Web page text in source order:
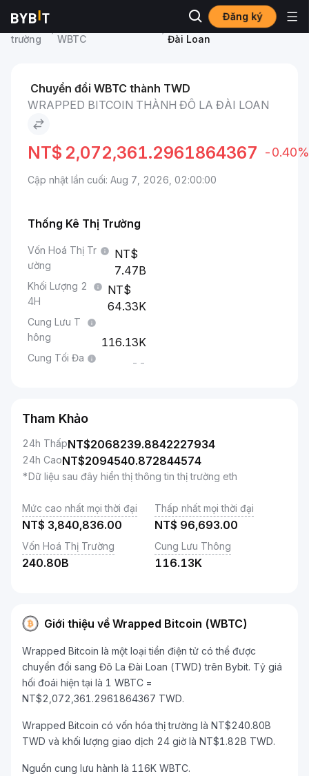
Đăng ký
Thị
trường
WBTC
Wrapped Bitcoin to Đô La
Đài Loan
Chuyển đổi WBTC thành TWD
WRAPPED BITCOIN THÀNH ĐÔ LA ĐÀI LOAN
NT$ 2,072,361.2961864367 -0.40%
Cập nhật lần cuối: Aug 7, 2026, 02:00:00
Thống Kê Thị Trường
Vốn Hoá Thị Tr
ường
7.47B
Khối Lượng 2
4H
64.33K
Cung Lưu T
hông
116.13K
Cung Tối Đa --
Tham Khảo
24h ThấpNT$2068239.8842227934
24h CaoNT$2094540.872844574
*Dữ liệu sau đây hiển thị thông tin thị trường eth
Mức cao nhất mọi thời đại
NT$ 3,840,836.00
Thấp nhất mọi thời đại
NT$ 96,693.00
Vốn Hoá Thị Trường
240.80B
Cung Lưu Thông
116.13K
Giới thiệu về Wrapped Bitcoin (WBTC)
Wrapped Bitcoin là một loại tiền điện tử có thể được
chuyển đổi sang Đô La Đài Loan (TWD) trên Bybit. Tỷ giá
hối đoái hiện tại là 1 WBTC =
NT$2,072,361.2961864367 TWD.
Wrapped Bitcoin có vốn hóa thị trường là NT$240.80B
TWD và khối lượng giao dịch 24 giờ là NT$1.82B TWD.
Nguồn cung lưu hành là 116K WBTC.